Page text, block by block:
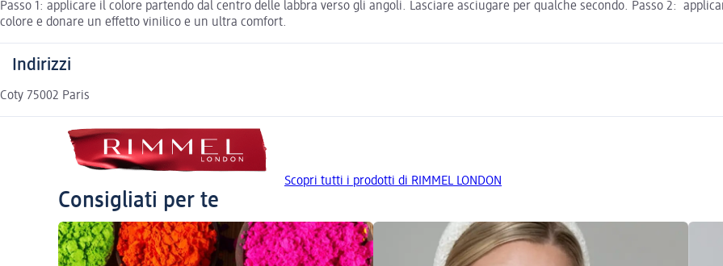
Passo 1: applicare il colore partendo dal centro delle labbra verso gli angoli. Lasciare asciugare per qualche secondo. Passo 2:
colore e donare un effetto vinilico e un ultra comfort.
Indirizzi
Coty 75002 Paris
Scopri tutti i prodotti di RIMMEL LONDON
Consigliati per te